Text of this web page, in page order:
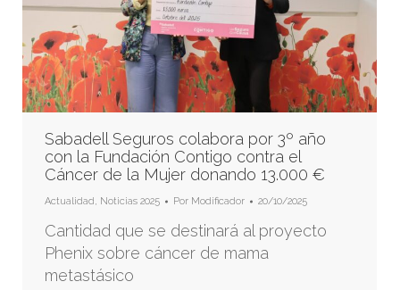
Sabadell Seguros colabora por 3º año
con la Fundación Contigo contra el
Cáncer de la Mujer donando 13.000 €
Actualidad, Noticias 2025 Por Modificador 20/10/2025
Cantidad que se destinará al proyecto
Phenix sobre cáncer de mama
metastásico